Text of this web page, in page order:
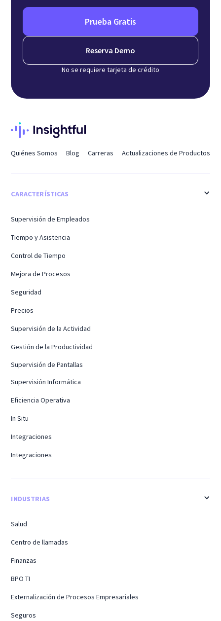
Prueba Gratis
Reserva Demo
No se requiere tarjeta de crédito
Quiénes Somos Blog Carreras Actualizaciones de Productos
CARACTERÍSTICAS
Supervisión de Empleados
Tiempo y Asistencia
Control de Tiempo
Mejora de Procesos
Seguridad
Precios
Supervisión de la Actividad
Gestión de la Productividad
Supervisión de Pantallas
Supervisión Informática
Eficiencia Operativa
In Situ
Integraciones
Integraciones
INDUSTRIAS
Salud
Centro de llamadas
Finanzas
BPO TI
Externalización de Procesos Empresariales
Seguros